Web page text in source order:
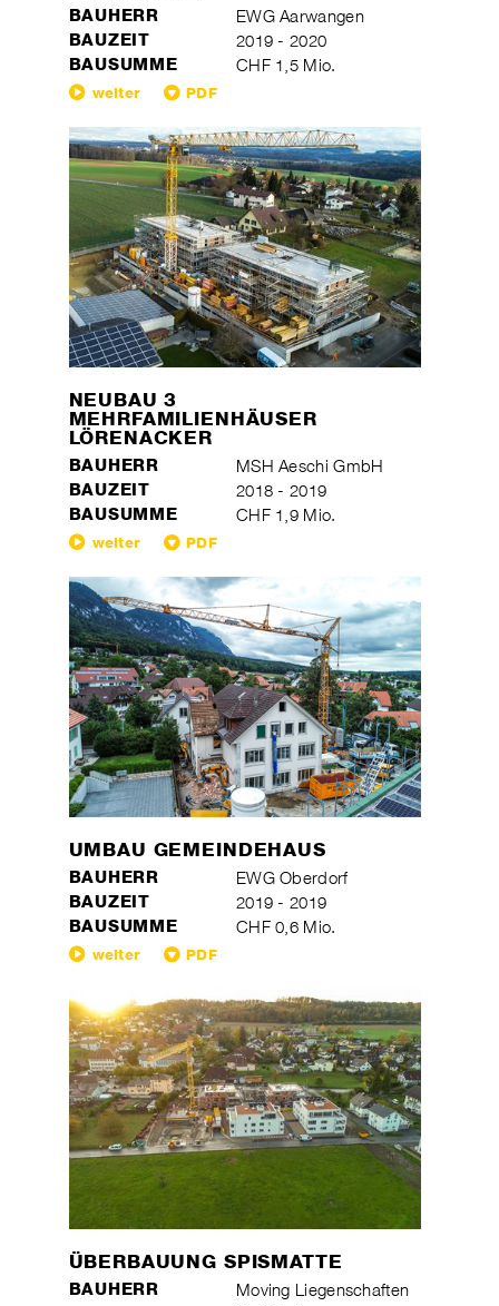
BAUHERR EWG Aarwangen
BAUZEIT 2019 - 2020
BAUSUMME CHF 1,5 Mio.
weiter PDF
NEUBAU 3
MEHRFAMILIENHÄUSER
LÖRENACKER
BAUHERR MSH Aeschi GmbH
BAUZEIT 2018 - 2019
BAUSUMME CHF 1,9 Mio.
weiter PDF
UMBAU GEMEINDEHAUS
BAUHERR EWG Oberdorf
BAUZEIT 2019 - 2019
BAUSUMME CHF 0,6 Mio.
weiter PDF
ÜBERBAUUNG SPISMATTE
BAUHERR
Moving Liegenschaften